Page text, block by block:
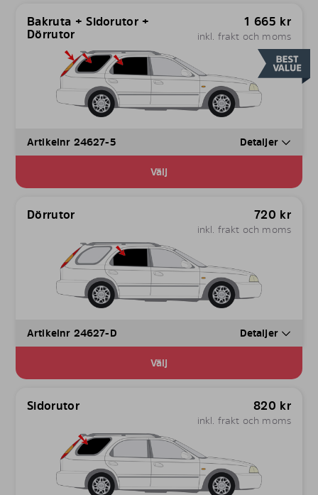
Bakruta + Sidorutor +
Dörrutor
1 665 kr
inkl. frakt och moms
Artikelnr 24627-5 Detaljer
Välj
Dörrutor 720 kr
inkl. frakt och moms
Artikelnr 24627-D Detaljer
Välj
Sidorutor 820 kr
inkl. frakt och moms